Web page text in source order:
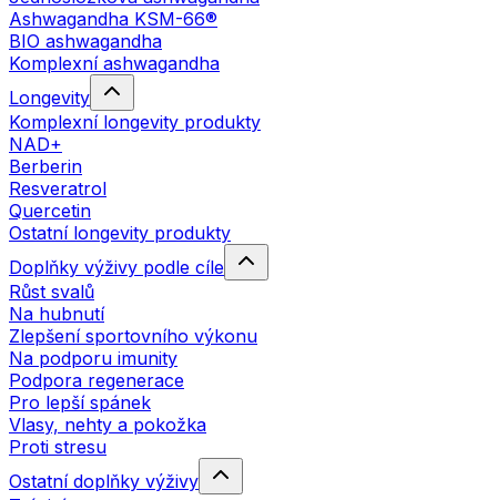
Ashwagandha KSM-66®
BIO ashwagandha
Komplexní ashwagandha
Longevity
Komplexní longevity produkty
NAD+
Berberin
Resveratrol
Quercetin
Ostatní longevity produkty
Doplňky výživy podle cíle
Růst svalů
Na hubnutí
Zlepšení sportovního výkonu
Na podporu imunity
Podpora regenerace
Pro lepší spánek
Vlasy, nehty a pokožka
Proti stresu
Ostatní doplňky výživy